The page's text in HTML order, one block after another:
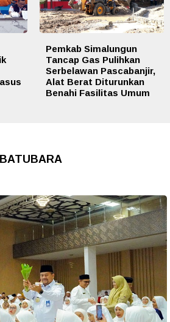
Pemkab Simalungun
Tancap Gas Pulihkan
Serbelawan Pascabanjir,
Alat Berat Diturunkan
Benahi Fasilitas Umum